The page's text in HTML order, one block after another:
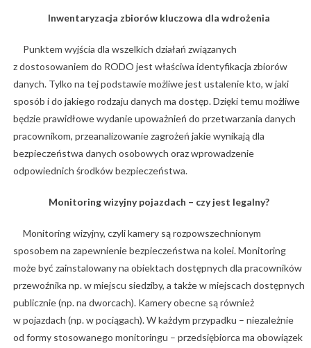
Inwentaryzacja zbiorów kluczowa dla wdrożenia
Punktem wyjścia dla wszelkich działań związanych
z dostosowaniem do RODO jest właściwa identyfikacja zbiorów
danych. Tylko na tej podstawie możliwe jest ustalenie kto, w jaki
sposób i do jakiego rodzaju danych ma dostęp. Dzięki temu możliwe
będzie prawidłowe wydanie upoważnień do przetwarzania danych
pracownikom, przeanalizowanie zagrożeń jakie wynikają dla
bezpieczeństwa danych osobowych oraz wprowadzenie
odpowiednich środków bezpieczeństwa.
Monitoring wizyjny pojazdach – czy jest legalny?
Monitoring wizyjny, czyli kamery są rozpowszechnionym
sposobem na zapewnienie bezpieczeństwa na kolei. Monitoring
może być zainstalowany na obiektach dostępnych dla pracowników
przewoźnika np. w miejscu siedziby, a także w miejscach dostępnych
publicznie (np. na dworcach). Kamery obecne są również
w pojazdach (np. w pociągach). W każdym przypadku – niezależnie
od formy stosowanego monitoringu – przedsiębiorca ma obowiązek